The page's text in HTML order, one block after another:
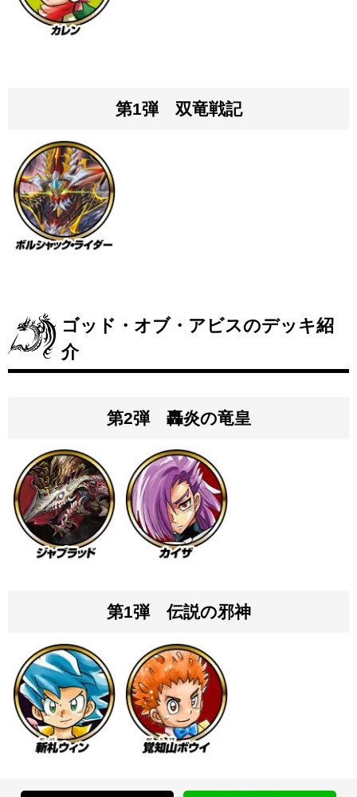
第1弾 双竜戦記
ゴッド・オブ・アビスのデッキ紹
介
第2弾 轟炎の竜皇
第1弾 伝説の邪神